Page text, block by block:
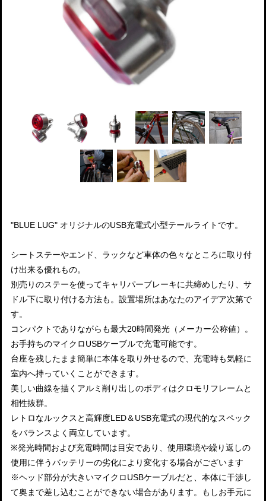
"BLUE LUG" オリジナルのUSB充電式小型テールライトです。
シートステーやエンド、ラックなど車体の色々なところに取り付
け出来る優れもの。
別売りのステーを使ってキャリパーブレーキに共締めしたり、サ
ドル下に取り付ける方法も。設置場所はあなたのアイデア次第で
す。
コンパクトでありながらも最大20時間発光（メーカー公称値）。
お手持ちのマイクロUSBケーブルで充電可能です。
台座を残したまま簡単に本体を取り外せるので、充電時も気軽に
室内へ持っていくことができます。
美しい曲線を描くアルミ削り出しのボディはクロモリフレームと
相性抜群。
レトロなルックスと高輝度LED＆USB充電式の現代的なスペック
をバランスよく両立しています。
※発光時間および充電時間は目安であり、使用環境や繰り返しの
使用に伴うバッテリーの劣化により変化する場合がございます
※ヘッド部分が大きいマイクロUSBケーブルだと、本体に干渉し
て奥まで差し込むことができない場合があります。もしお手元に